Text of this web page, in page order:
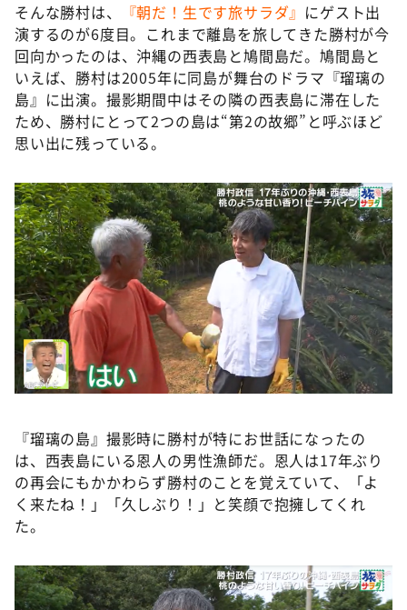
そんな勝村は、
『朝だ！生です旅サラダ』 にゲスト出
演するのが6度目。これまで離島を旅してきた勝村が今
回向かったのは、沖縄の西表島と鳩間島だ。鳩間島と
いえば、勝村は2005年に同島が舞台のドラマ『瑠璃の
島』に出演。撮影期間中はその隣の西表島に滞在した
ため、勝村にとって2つの島は“第2の故郷”と呼ぶほど
思い出に残っている。
『瑠璃の島』撮影時に勝村が特にお世話になったの
は、西表島にいる恩人の男性漁師だ。恩人は17年ぶり
の再会にもかかわらず勝村のことを覚えていて、「よ
く来たね！」「久しぶり！」と笑顔で抱擁してくれ
た。